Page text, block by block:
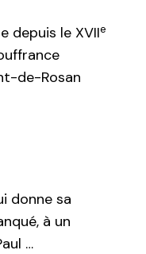
depuis le XVIIe
de-Rosan
donne sa
à un
…